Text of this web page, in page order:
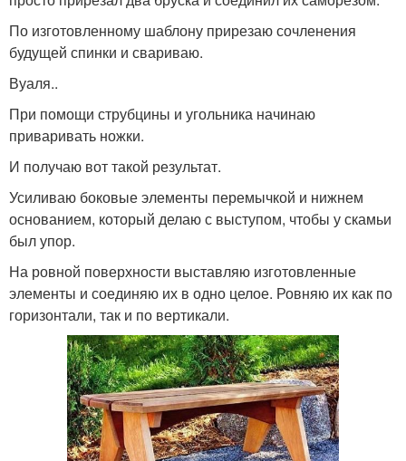
По изготовленному шаблону прирезаю сочленения
будущей спинки и свариваю.
Вуаля..
При помощи струбцины и угольника начинаю
приваривать ножки.
И получаю вот такой результат.
Усиливаю боковые элементы перемычкой и нижнем
основанием, который делаю с выступом, чтобы у скамьи
был упор.
На ровной поверхности выставляю изготовленные
элементы и соединяю их в одно целое. Ровняю их как по
горизонтали, так и по вертикали.